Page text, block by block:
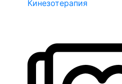
Кинезотерапия